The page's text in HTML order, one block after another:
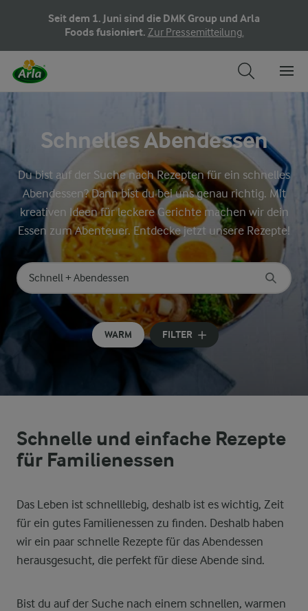
Seit dem 1. Juni sind die DMK Group und Arla
Foods fusioniert. Zur Pressemitteilung.
Schnelles Abendessen
Du bist auf der Suche nach Rezepten für ein schnelles
Abendessen? Dann bist du bei uns genau richtig. Mit
kreativen Ideen für leckere Gerichte machen wir dein
Essen zum Abenteuer. Entdecke jetzt unsere Rezepte!
Nach Kategorie suchen
Geben Sie Suchbegriffe ein
WARM FILTER
Schnelle und einfache Rezepte
für Familienessen
Das Leben ist schnelllebig, deshalb ist es wichtig, Zeit
für ein gutes Familienessen zu finden. Deshalb haben
wir ein paar schnelle Rezepte für das Abendessen
herausgesucht, die perfekt für diese Abende sind.
Bist du auf der Suche nach einem schnellen, warmen